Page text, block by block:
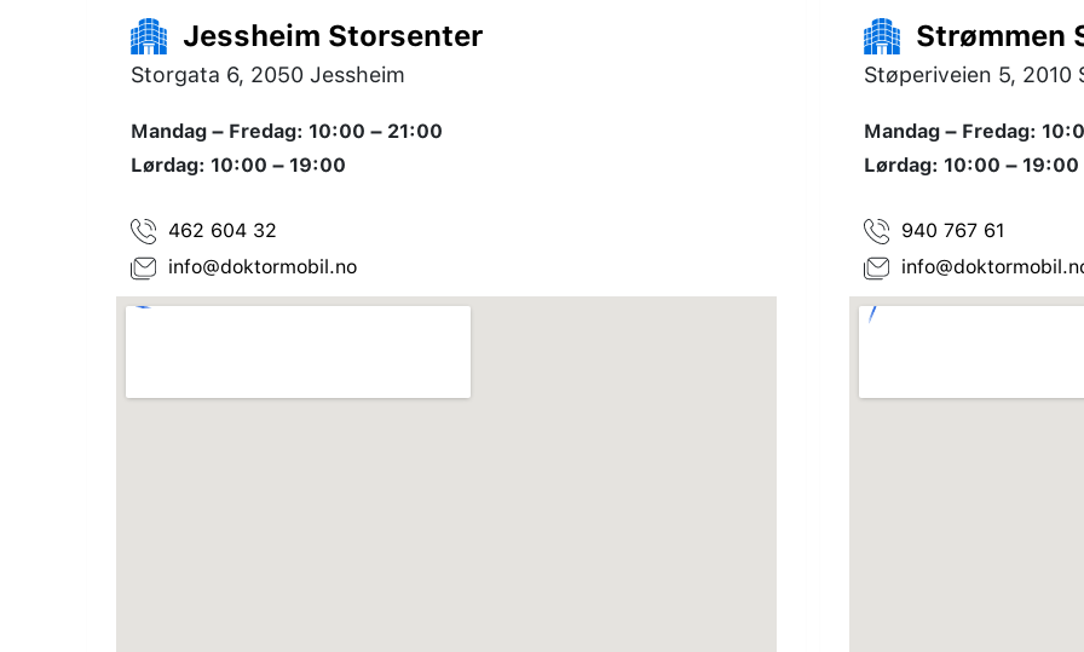
Jessheim Storsenter
Storgata 6, 2050 Jessheim
Mandag – Fredag: 10:00 – 21:00
Lørdag: 10:00 – 19:00
462 604 32
info@doktormobil.no
Strømmen
Støperiveien 5, 2010
Mandag – Fredag:
Lørdag: 10:00 – 19:00
940 767 61